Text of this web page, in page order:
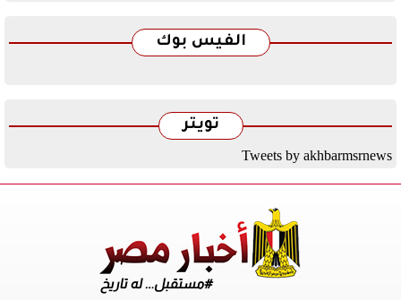
الفيس بوك
تويتر
Tweets by akhbarmsrnews